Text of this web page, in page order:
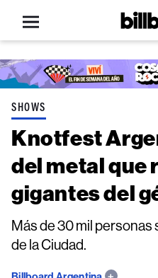
Open
menu
SHOWS
Knotfest
del metal que
gigantes del
Más de 30 mil
de la Ciudad.